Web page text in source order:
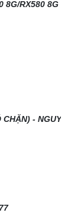
8G/RX580 8G
- NGUYÊN